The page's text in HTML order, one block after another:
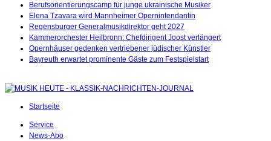
Berufsorientierungscamp für junge ukrainische Musiker
Elena Tzavara wird Mannheimer Opernintendantin
Regensburger Generalmusikdirektor geht 2027
Kammerorchester Heilbronn: Chefdirigent Joost verlängert
Opernhäuser gedenken vertriebener jüdischer Künstler
Bayreuth erwartet prominente Gäste zum Festspielstart
Startseite
Service
News-Abo